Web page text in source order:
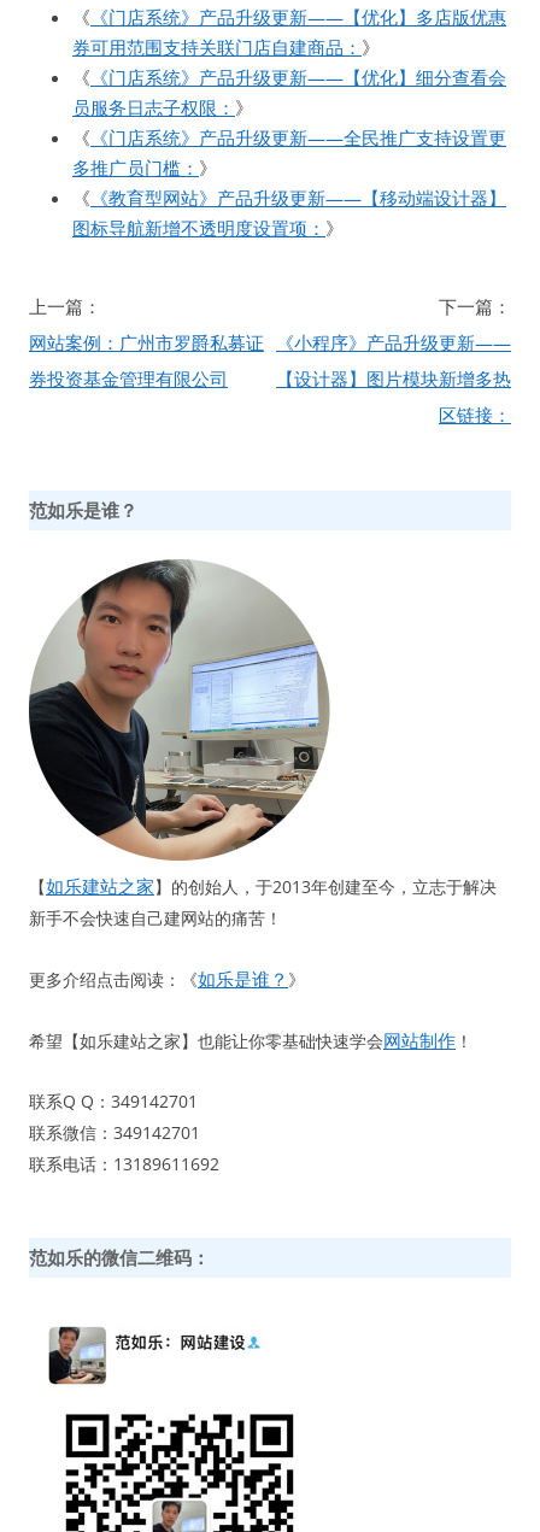
《 《门店系统》产品升级更新——【优化】多店版优惠
券可用范围支持关联门店自建商品： 》
《 《门店系统》产品升级更新——【优化】细分查看会
员服务日志子权限： 》
《 《门店系统》产品升级更新——全民推广支持设置更
多推广员门槛： 》
《 《教育型网站》产品升级更新——【移动端设计器】
图标导航新增不透明度设置项： 》
文
章
导
上一篇：
网站案例：广州市罗爵私募证
券投资基金管理有限公司
下一篇：
《小程序》产品升级更新——
【设计器】图片模块新增多热
区链接：
范如乐是谁？
【如乐建站之家】的创始人，于2013年创建至今，立志于解决
新手不会快速自己建网站的痛苦！
更多介绍点击阅读：《如乐是谁？ 》
希望【如乐建站之家】也能让你零基础快速学会网站制作 ！
联系Q Q：349142701
联系微信：349142701
联系电话：13189611692
范如乐的微信二维码：